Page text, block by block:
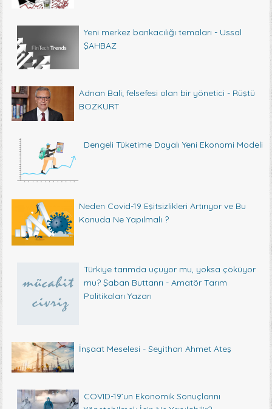
Yeni merkez bankacılığı temaları - Ussal
ŞAHBAZ
Adnan Bali; felsefesi olan bir yönetici - Rüştü
BOZKURT
Dengeli Tüketime Dayalı Yeni Ekonomi Modeli
Neden Covid-19 Eşitsizlikleri Artırıyor ve Bu
Konuda Ne Yapılmalı ?
Türkiye tarımda uçuyor mu, yoksa çöküyor
mu? Şaban Buttanrı - Amatör Tarım
Politikaları Yazarı
İnşaat Meselesi - Seyithan Ahmet Ateş
COVID-19’un Ekonomik Sonuçlarını